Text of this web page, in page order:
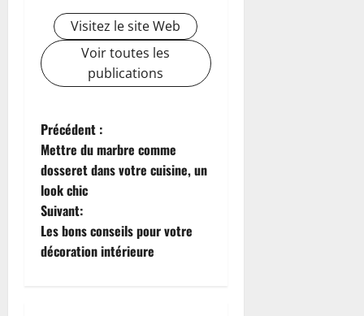
Visitez le site Web
Voir toutes les
publications
N
a
v
i
Précédent :
Mettre du marbre comme
dosseret dans votre cuisine, un
look chic
Suivant:
Les bons conseils pour votre
décoration intérieure